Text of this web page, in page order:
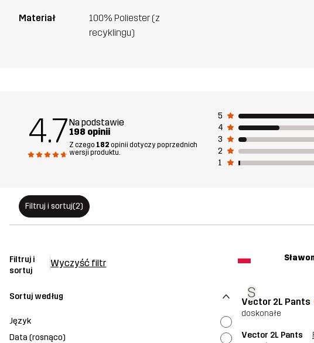
Materiał
100% Poliester (z
recyklingu)
4.7Na podstawie
198 opinii
Z czego 182 opinii dotyczy poprzednich
wersji produktu.
5
4
3
2
1
Filtruj i sortuj(2)
Filtruj i
sortuj
Wyczyść filtr
Sortuj według
Język
Data (rosnąco)
S
Vector 2L Pants
doskonałe
Vector 2L Pants